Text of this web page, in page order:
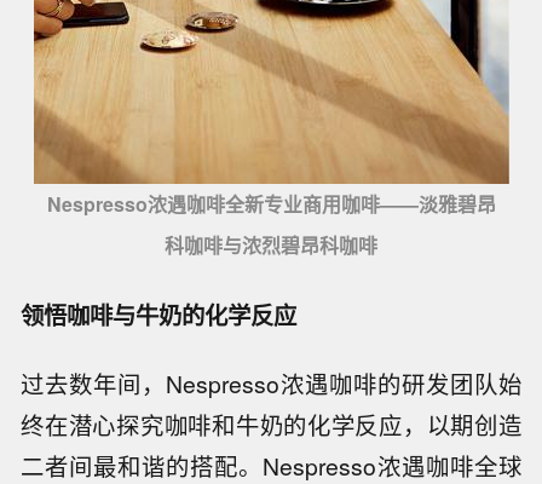
Nespresso浓遇咖啡全新专业商用咖啡——淡雅碧昂
科咖啡与浓烈碧昂科咖啡
领悟咖啡与牛奶的化学反应
过去数年间，Nespresso浓遇咖啡的研发团队始
终在潜心探究咖啡和牛奶的化学反应，以期创造
二者间最和谐的搭配。Nespresso浓遇咖啡全球